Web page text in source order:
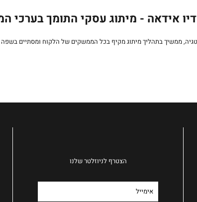
אידאה - מיתוג עסקי התומך בערכי
ממשיך בתהליך מיתוג מקיף בכל הממשקים של הלקוח ומסתיים בשפה
הצטרף לניוזלטר שלנו